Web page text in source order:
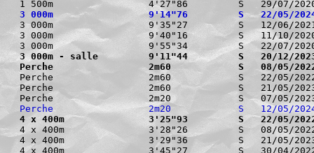
3 000m                 9'14"76         S   22/05/2024
3 000m                 9'35"27         S   12/06/2021
3 000m                 9'40"16         S   11/10/
3 000m - salle         9'11"44         S   20/12/2023
Perche                 2m60            S   08/05/2022
Perche                 2m60            S   22/05/2022
Perche                 2m60            S   21/05/2023
Perche                 2m20            S   12/05/2024
4 x 400m               3'25"93         S   22/05/
4 x 400m               3'28"26         S   08/05/
4 x 400m               3'29"36         S   21/05/2023